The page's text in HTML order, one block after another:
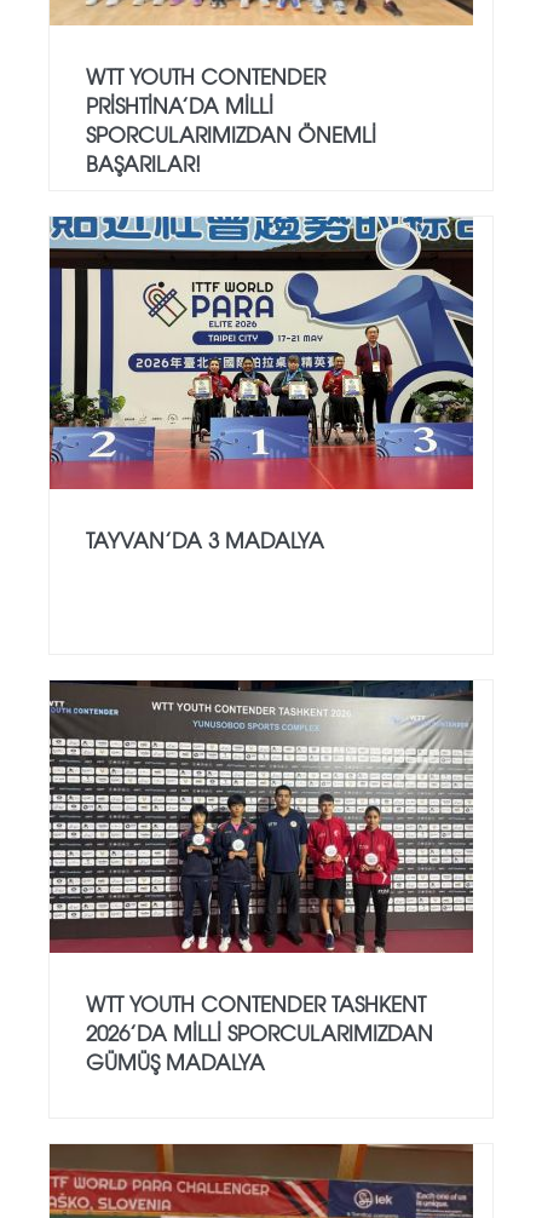
WTT YOUTH CONTENDER
PRISHTINA’DA MILLI
SPORCULARIMIZDAN ÖNEMLI
BAŞARILAR!
TAYVAN’DA 3 MADALYA
WTT YOUTH CONTENDER TASHKENT
2026’DA MILLI SPORCULARIMIZDAN
GÜMÜŞ MADALYA